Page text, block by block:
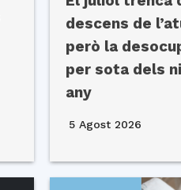
descens de
però la
per sota dels
any
5 Agost 2026